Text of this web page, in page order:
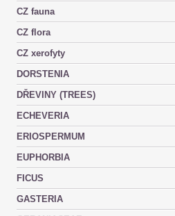
CZ fauna
CZ flora
CZ xerofyty
DORSTENIA
DŘEVINY (TREES)
ECHEVERIA
ERIOSPERMUM
EUPHORBIA
FICUS
GASTERIA